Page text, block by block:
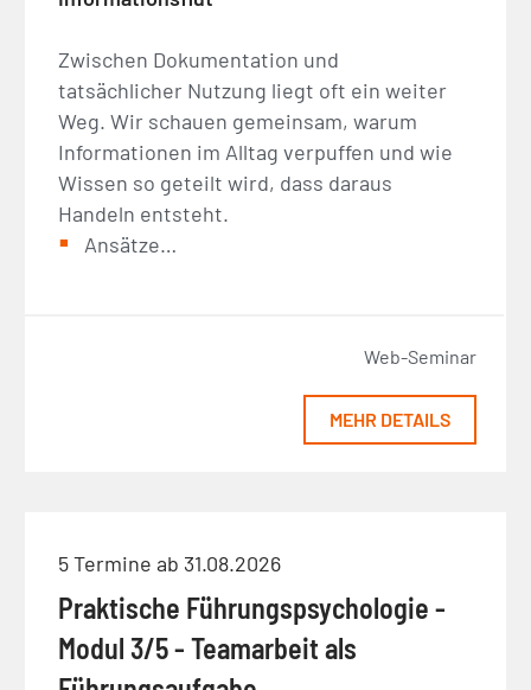
Zwischen Dokumentation und
tatsächlicher Nutzung liegt oft ein weiter
Weg. Wir schauen gemeinsam, warum
Informationen im Alltag verpuffen und wie
Wissen so geteilt wird, dass daraus
Handeln entsteht.
Ansätze…
Web-Seminar
MEHR DETAILS
5 Termine ab 31.08.2026
Praktische Führungspsychologie -
Modul 3/5 - Teamarbeit als